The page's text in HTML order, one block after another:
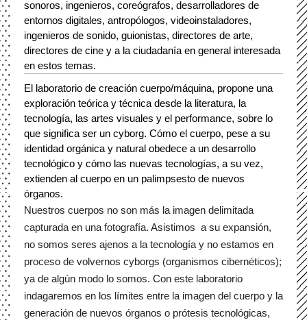
sonoros, ingenieros, coreógrafos, desarrolladores de
entornos digitales, antropólogos, videoinstaladores,
ingenieros de sonido, guionistas, directores de arte,
directores de cine y a la ciudadanía en general interesada
en estos temas.
El laboratorio de creación cuerpo/máquina, propone una
exploración teórica y técnica desde la literatura, la
tecnología, las artes visuales y el performance, sobre lo
que significa ser un cyborg. Cómo el cuerpo, pese a su
identidad orgánica y natural obedece a un desarrollo
tecnológico y cómo las nuevas tecnologías, a su vez,
extienden al cuerpo en un palimpsesto de nuevos
órganos.
Nuestros cuerpos no son más la imagen delimitada
capturada en una fotografía. Asistimos  a su expansión,
no somos seres ajenos a la tecnología y no estamos en
proceso de volvernos cyborgs (organismos cibernéticos);
ya de algún modo lo somos. Con este laboratorio
indagaremos en los límites entre la imagen del cuerpo y la
generación de nuevos órganos o prótesis tecnológicas,